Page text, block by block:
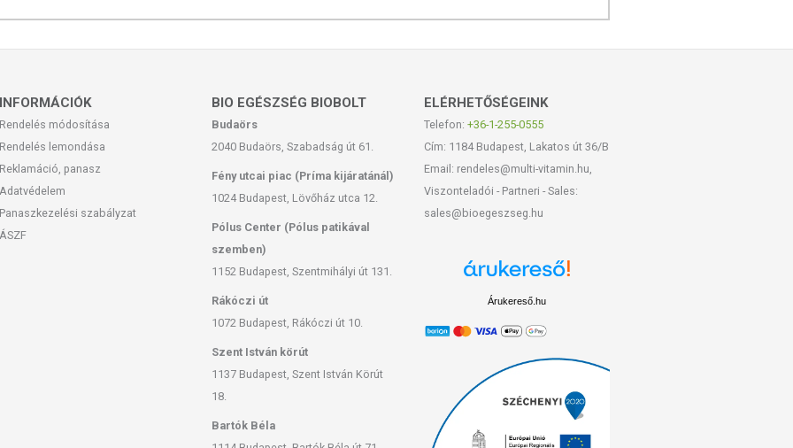
INFORMÁCIÓK
Rendelés módosítása
Rendelés lemondása
Reklamáció, panasz
Adatvédelem
Panaszkezelési szabályzat
ÁSZF
BIO EGÉSZSÉG BIOBOLT
Budaörs
2040 Budaörs, Szabadság út 61.
Fény utcai piac (Príma kijáratánál)
1024 Budapest, Lövőház utca 12.
Pólus Center (Pólus patikával
szemben)
1152 Budapest, Szentmihályi út 131.
Rákóczi út
1072 Budapest, Rákóczi út 10.
Szent István körút
1137 Budapest, Szent István Körút
18.
Bartók Béla
ELÉRHETŐSÉGEINK
Telefon: +36-1-255-0555
Cím: 1184 Budapest, Lakatos út 36/B
Email: rendeles@multi-vitamin.hu,
Viszonteladói - Partneri - Sales:
sales@bioegeszseg.hu
Árukereső.hu